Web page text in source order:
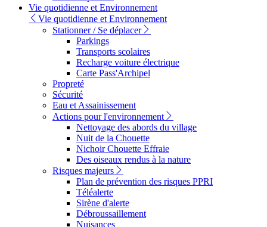
Vie quotidienne et Environnement
Vie quotidienne et Environnement
Stationner / Se déplacer
Parkings
Transports scolaires
Recharge voiture électrique
Carte Pass'Archipel
Propreté
Sécurité
Eau et Assainissement
Actions pour l'environnement
Nettoyage des abords du village
Nuit de la Chouette
Nichoir Chouette Effraie
Des oiseaux rendus à la nature
Risques majeurs
Plan de prévention des risques PPRI
Téléalerte
Sirène d'alerte
Débroussaillement
Nuisances